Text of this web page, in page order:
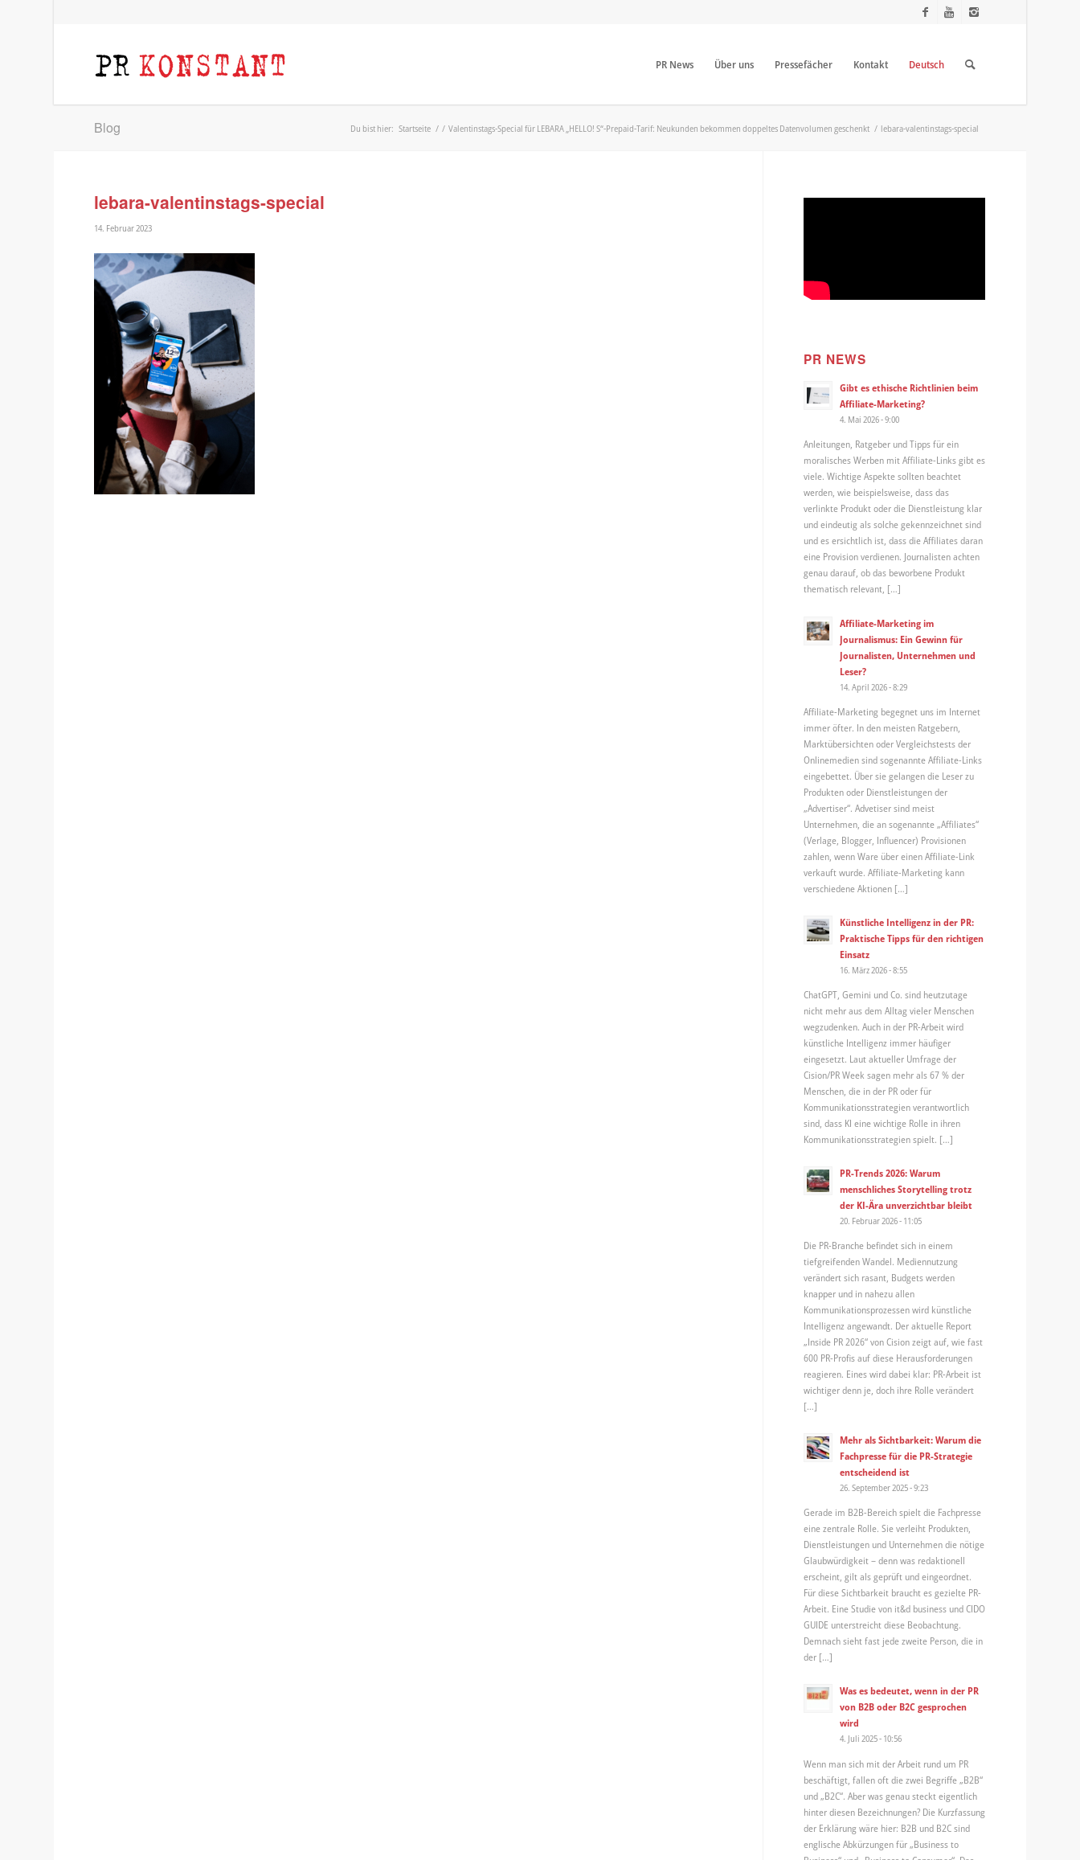
PR News Über uns Pressefächer Kontakt Deutsch
Blog Du bist hier: Startseite / / Valentinstags-Special für LEBARA „HELLO! S“-Prepaid-Tarif: Neukunden bekommen doppeltes Datenvolumen geschenkt / lebara-valentinstags-special
lebara-valentinstags-special
14. Februar 2023
PR NEWS
Gibt es ethische Richtlinien beim
Affiliate-Marketing?
4. Mai 2026 - 9:00
Anleitungen, Ratgeber und Tipps für ein
moralisches Werben mit Affiliate-Links gibt es
viele. Wichtige Aspekte sollten beachtet
werden, wie beispielsweise, dass das
verlinkte Produkt oder die Dienstleistung klar
und eindeutig als solche gekennzeichnet sind
und es ersichtlich ist, dass die Affiliates daran
eine Provision verdienen. Journalisten achten
genau darauf, ob das beworbene Produkt
thematisch relevant, […]
Affiliate-Marketing im
Journalismus: Ein Gewinn für
Journalisten, Unternehmen und
Leser?
14. April 2026 - 8:29
Affiliate-Marketing begegnet uns im Internet
immer öfter. In den meisten Ratgebern,
Marktübersichten oder Vergleichstests der
Onlinemedien sind sogenannte Affiliate-Links
eingebettet. Über sie gelangen die Leser zu
Produkten oder Dienstleistungen der
„Advertiser“. Advetiser sind meist
Unternehmen, die an sogenannte „Affiliates“
(Verlage, Blogger, Influencer) Provisionen
zahlen, wenn Ware über einen Affiliate-Link
verkauft wurde. Affiliate-Marketing kann
verschiedene Aktionen […]
Künstliche Intelligenz in der PR:
Praktische Tipps für den richtigen
Einsatz
16. März 2026 - 8:55
ChatGPT, Gemini und Co. sind heutzutage
nicht mehr aus dem Alltag vieler Menschen
wegzudenken. Auch in der PR-Arbeit wird
künstliche Intelligenz immer häufiger
eingesetzt. Laut aktueller Umfrage der
Cision/PR Week sagen mehr als 67 % der
Menschen, die in der PR oder für
Kommunikationsstrategien verantwortlich
sind, dass KI eine wichtige Rolle in ihren
Kommunikationsstrategien spielt. […]
PR-Trends 2026: Warum
menschliches Storytelling trotz
der KI-Ära unverzichtbar bleibt
20. Februar 2026 - 11:05
Die PR-Branche befindet sich in einem
tiefgreifenden Wandel. Mediennutzung
verändert sich rasant, Budgets werden
knapper und in nahezu allen
Kommunikationsprozessen wird künstliche
Intelligenz angewandt. Der aktuelle Report
„Inside PR 2026“ von Cision zeigt auf, wie fast
600 PR-Profis auf diese Herausforderungen
reagieren. Eines wird dabei klar: PR-Arbeit ist
wichtiger denn je, doch ihre Rolle verändert
[…]
Mehr als Sichtbarkeit: Warum die
Fachpresse für die PR-Strategie
entscheidend ist
26. September 2025 - 9:23
Gerade im B2B-Bereich spielt die Fachpresse
eine zentrale Rolle. Sie verleiht Produkten,
Dienstleistungen und Unternehmen die nötige
Glaubwürdigkeit – denn was redaktionell
erscheint, gilt als geprüft und eingeordnet.
Für diese Sichtbarkeit braucht es gezielte PR-
Arbeit. Eine Studie von it&d business und CIDO
GUIDE unterstreicht diese Beobachtung.
Demnach sieht fast jede zweite Person, die in
der […]
Was es bedeutet, wenn in der PR
von B2B oder B2C gesprochen
wird
4. Juli 2025 - 10:56
Wenn man sich mit der Arbeit rund um PR
beschäftigt, fallen oft die zwei Begriffe „B2B“
und „B2C“. Aber was genau steckt eigentlich
hinter diesen Bezeichnungen? Die Kurzfassung
der Erklärung wäre hier: B2B und B2C sind
englische Abkürzungen für „Business to